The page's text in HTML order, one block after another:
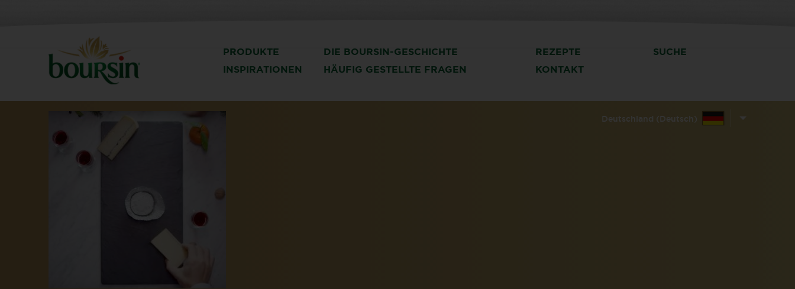
PRODUKTE DIE BOURSIN-GESCHICHTE REZEPTE
SUCHE
INSPIRATIONEN
HÄUFIG GESTELLTE FRAGEN KONTAKT
Deutschland (Deutsch)